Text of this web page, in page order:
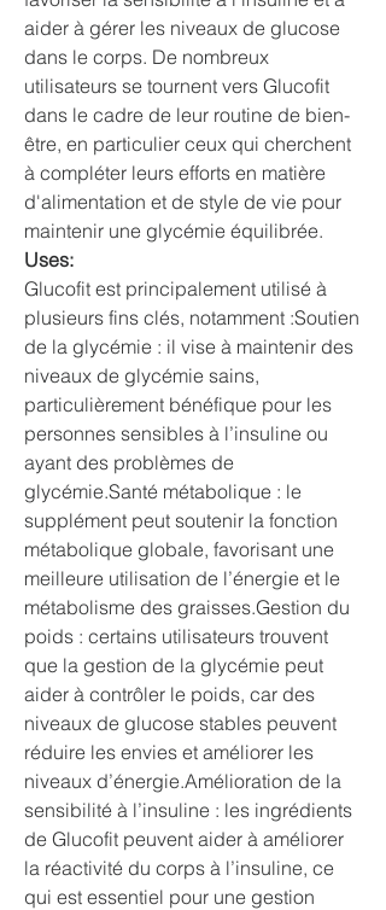
aider à gérer les niveaux de glucose
dans le corps. De nombreux
utilisateurs se tournent vers Glucofit
dans le cadre de leur routine de bien-
être, en particulier ceux qui cherchent
à compléter leurs efforts en matière
d'alimentation et de style de vie pour
maintenir une glycémie équilibrée.
Uses:
Glucofit est principalement utilisé à
plusieurs fins clés, notamment :Soutien
de la glycémie : il vise à maintenir des
niveaux de glycémie sains,
particulièrement bénéfique pour les
personnes sensibles à l’insuline ou
ayant des problèmes de
glycémie.Santé métabolique : le
supplément peut soutenir la fonction
métabolique globale, favorisant une
meilleure utilisation de l’énergie et le
métabolisme des graisses.Gestion du
poids : certains utilisateurs trouvent
que la gestion de la glycémie peut
aider à contrôler le poids, car des
niveaux de glucose stables peuvent
réduire les envies et améliorer les
niveaux d’énergie.Amélioration de la
sensibilité à l’insuline : les ingrédients
de Glucofit peuvent aider à améliorer
la réactivité du corps à l’insuline, ce
qui est essentiel pour une gestion